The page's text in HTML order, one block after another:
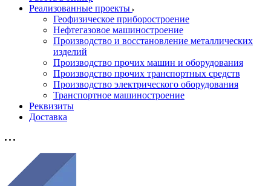
Реализованные проекты
Геофизическое приборостроение
Нефтегазовое машиностроение
Производство и восстановление металлических
изделий
Производство прочих машин и оборудования
Производство прочих транспортных средств
Производство электрического оборудования
Транспортное машиностроение
Реквизиты
Доставка